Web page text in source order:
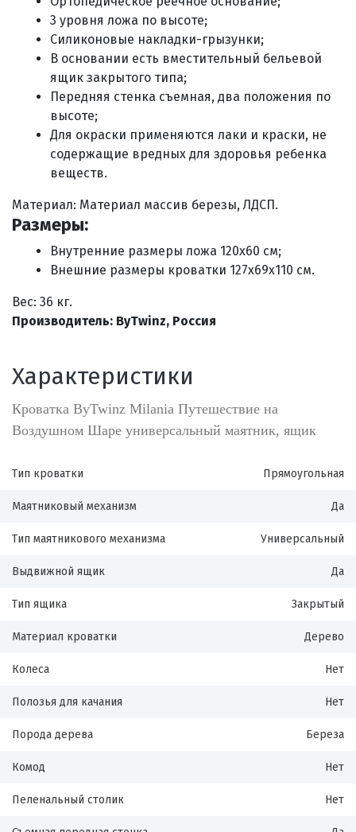
3 уровня ложа по высоте;
Силиконовые накладки-грызунки;
В основании есть вместительный бельевой
ящик закрытого типа;
Передняя стенка съемная, два положения по
высоте;
Для окраски применяются лаки и краски, не
содержащие вредных для здоровья ребенка
веществ.
Материал: Материал массив березы, ЛДСП.
Размеры:
Внутренние размеры ложа 120х60 см;
Внешние размеры кроватки 127x69x110 см.
Вес: 36 кг.
Производитель: ByTwinz, Россия
Характеристики
Кроватка ByTwinz Milania Путешествие на
Воздушном Шаре универсальный маятник, ящик
Тип кроватки Прямоугольная
Маятниковый механизм Да
Тип маятникового механизма Универсальный
Выдвижной ящик Да
Тип ящика Закрытый
Материал кроватки Дерево
Колеса Нет
Полозья для качания Нет
Порода дерева Береза
Комод Нет
Пеленальный столик Нет